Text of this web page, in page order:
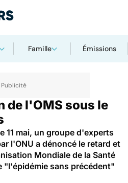
Famille Émissions
de l'OMS sous le
11 mai, un groupe d'experts
l'ONU a dénoncé le retard et
Mondiale de la Santé
"l'épidémie sans précédent"